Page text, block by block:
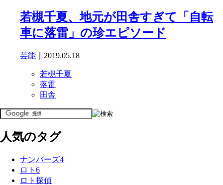
若槻千夏、地元が田舎すぎて「自転
車に落雷」の珍エピソード
芸能 ｜2019.05.18
若槻千夏
落雷
田舎
人気のタグ
ナンバーズ4
ロト6
ロト探偵